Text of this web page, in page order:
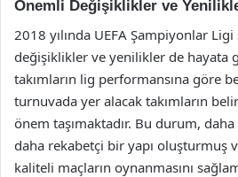
Önemli Değişiklikler ve
2018 yılında UEFA Şampiyonlar
değişiklikler ve yenilikler de hayata
takımların lig performansına göre
turnuvada yer alacak takımların
önem taşımaktadır. Bu durum,
daha rekabetçi bir yapı oluşturmuş
kaliteli maçların oynanmasını